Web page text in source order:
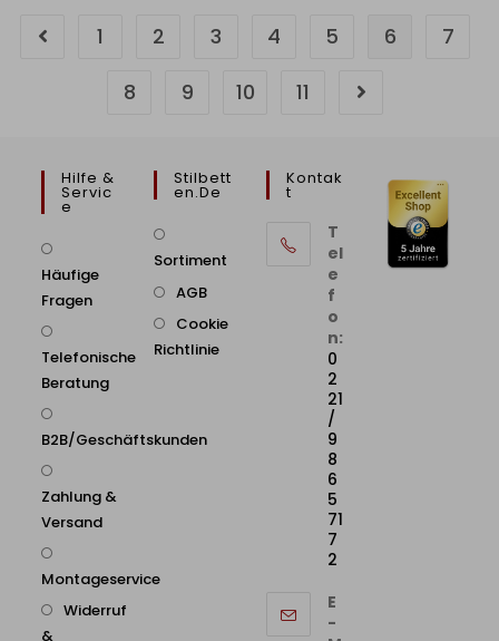
1 2 3 4 5 6
7
8
9 10 11
Hilfe &
Servic
E
Häufige
Fragen
Telefonische
Beratung
B2B/Geschäftskunden
Zahlung &
Versand
Montageservice
Widerruf
&
Stilbett
En.de
Sortiment
AGB
Cookie
Richtlinie
Kontak
T
T
el
e
f
o
n:
0
2
21
/
9
8
6
5
71
7
2
E
-